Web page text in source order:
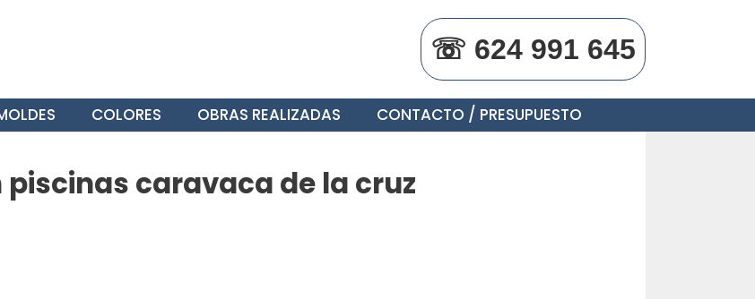
☏ 624 991 645
COLORES OBRAS REALIZADAS CONTACTO / PRESUPUESTO
caravaca de la cruz